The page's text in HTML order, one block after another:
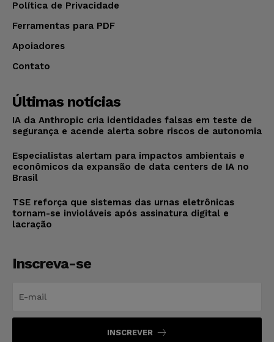
Política de Privacidade
Ferramentas para PDF
Apoiadores
Contato
Últimas notícias
IA da Anthropic cria identidades falsas em teste de
segurança e acende alerta sobre riscos de autonomia
Especialistas alertam para impactos ambientais e
econômicos da expansão de data centers de IA no
Brasil
TSE reforça que sistemas das urnas eletrônicas
tornam-se invioláveis após assinatura digital e
lacração
Inscreva-se
INSCREVER